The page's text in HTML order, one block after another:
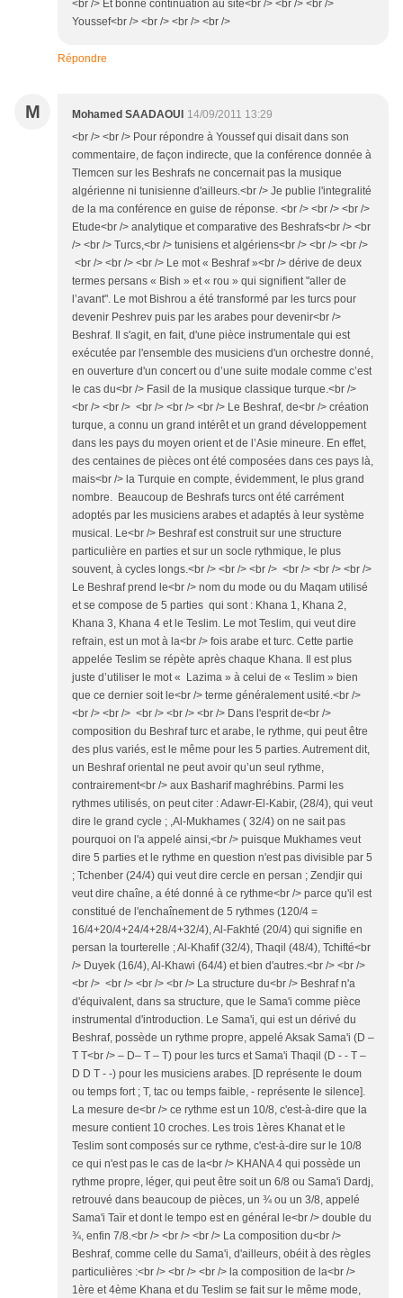
<br /> Et bonne continuation au site<br /> <br /> <br />
Youssef<br /> <br /> <br /> <br />
Répondre
M Mohamed SAADAOUI
14/09/2011 13:29
<br /> <br /> Pour répondre à Youssef qui disait dans son
commentaire, de façon indirecte, que la conférence donnée à
Tlemcen sur les Beshrafs ne concernait pas la musique
algérienne ni tunisienne d'ailleurs.<br /> Je publie l'integralité
de la ma conférence en guise de réponse. <br /> <br /> <br />
Etude<br /> analytique et comparative des Beshrafs<br /> <br
/> <br /> Turcs,<br /> tunisiens et algériens<br /> <br /> <br />
<br /> <br /> <br /> Le mot « Beshraf »<br /> dérive de deux
termes persans « Bish » et « rou » qui signifient "aller de
l’avant". Le mot Bishrou a été transformé par les turcs pour
devenir Peshrev puis par les arabes pour devenir<br />
Beshraf. Il s'agit, en fait, d'une pièce instrumentale qui est
exécutée par l'ensemble des musiciens d'un orchestre donné,
en ouverture d'un concert ou d’une suite modale comme c’est
le cas du<br /> Fasil de la musique classique turque.<br />
<br /> <br /> <br /> <br /> <br /> Le Beshraf, de<br /> création
turque, a connu un grand intérêt et un grand développement
dans les pays du moyen orient et de l’Asie mineure. En effet,
des centaines de pièces ont été composées dans ces pays là,
mais<br /> la Turquie en compte, évidemment, le plus grand
nombre. Beaucoup de Beshrafs turcs ont été carrément
adoptés par les musiciens arabes et adaptés à leur système
musical. Le<br /> Beshraf est construit sur une structure
particulière en parties et sur un socle rythmique, le plus
souvent, à cycles longs.<br /> <br /> <br /> <br /> <br /> <br />
Le Beshraf prend le<br /> nom du mode ou du Maqam utilisé
et se compose de 5 parties qui sont : Khana 1, Khana 2,
Khana 3, Khana 4 et le Teslim. Le mot Teslim, qui veut dire
refrain, est un mot à la<br /> fois arabe et turc. Cette partie
appelée Teslim se répète après chaque Khana. Il est plus
juste d’utiliser le mot « Lazima » à celui de « Teslim » bien
que ce dernier soit le<br /> terme généralement usité.<br />
<br /> <br /> <br /> <br /> <br /> Dans l'esprit de<br />
composition du Beshraf turc et arabe, le rythme, qui peut être
des plus variés, est le même pour les 5 parties. Autrement dit,
un Beshraf oriental ne peut avoir qu’un seul rythme,
contrairement<br /> aux Basharif maghrébins. Parmi les
rythmes utilisés, on peut citer : Adawr-El-Kabir, (28/4), qui veut
dire le grand cycle ; ,Al-Mukhames ( 32/4) on ne sait pas
pourquoi on l'a appelé ainsi,<br /> puisque Mukhames veut
dire 5 parties et le rythme en question n'est pas divisible par 5
; Tchenber (24/4) qui veut dire cercle en persan ; Zendjir qui
veut dire chaîne, a été donné à ce rythme<br /> parce qu'il est
constitué de l'enchaînement de 5 rythmes (120/4 =
16/4+20/4+24/4+28/4+32/4), Al-Fakhté (20/4) qui signifie en
persan la tourterelle ; Al-Khafif (32/4), Thaqil (48/4), Tchifté<br
/> Duyek (16/4), Al-Khawi (64/4) et bien d'autres.<br /> <br />
<br /> <br /> <br /> <br /> La structure du<br /> Beshraf n'a
d'équivalent, dans sa structure, que le Sama'i comme pièce
instrumental d'introduction. Le Sama'i, qui est un dérivé du
Beshraf, possède un rythme propre, appelé Aksak Sama'i (D –
T T<br /> – D– T – T) pour les turcs et Sama'i Thaqil (D - - T –
D D T - -) pour les musiciens arabes. [D représente le doum
ou temps fort ; T, tac ou temps faible, - représente le silence].
La mesure de<br /> ce rythme est un 10/8, c'est-à-dire que la
mesure contient 10 croches. Les trois 1ères Khanat et le
Teslim sont composés sur ce rythme, c'est-à-dire sur le 10/8
ce qui n'est pas le cas de la<br /> KHANA 4 qui possède un
rythme propre, léger, qui peut être soit un 6/8 ou Sama'i Dardj,
retrouvé dans beaucoup de pièces, un ¾ ou un 3/8, appelé
Sama'i Taïr et dont le tempo est en général le<br /> double du
¾, enfin 7/8.<br /> <br /> <br /> La composition du<br />
Beshraf, comme celle du Sama'i, d'ailleurs, obéit à des règles
particulières :<br /> <br /> <br /> la composition de la<br />
1ère et 4ème Khana et du Teslim se fait sur le même mode,